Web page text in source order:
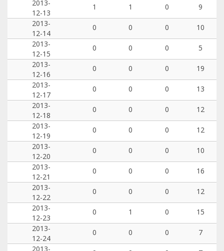
2013-
12-13
1 1 0
9
2013-
12-14
0 0 0
10
2013-
12-15
0 0 0
5
2013-
12-16
0 0 0
19
2013-
12-17
0 0 0
13
2013-
12-18
0 0 0
12
2013-
12-19
0 0 0
12
2013-
12-20
0 0 0
10
2013-
12-21
0 0 0
16
2013-
12-22
0 0 0
12
2013-
12-23
0 1 0
15
2013-
12-24
0 0 0
7
2013-